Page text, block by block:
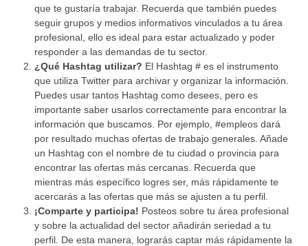
que te gustaría trabajar. Recuerda que también puedes
seguir grupos y medios informativos vinculados a tu área
profesional, ello es ideal para estar actualizado y poder
responder a las demandas de tu sector.
¿Qué Hashtag utilizar? El Hashtag # es el instrumento
que utiliza Twitter para archivar y organizar la información.
Puedes usar tantos Hashtag como desees, pero es
importante saber usarlos correctamente para encontrar la
información que buscamos. Por ejemplo, #empleos dará
por resultado muchas ofertas de trabajo generales. Añade
un Hashtag con el nombre de tu ciudad o provincia para
encontrar las ofertas más cercanas. Recuerda que
mientras más específico logres ser, más rápidamente te
acercarás a las ofertas que más se ajusten a tu perfil.
¡Comparte y participa! Posteos sobre tu área profesional
y sobre la actualidad del sector añadirán seriedad a tu
perfil. De esta manera, lograrás captar más rápidamente la